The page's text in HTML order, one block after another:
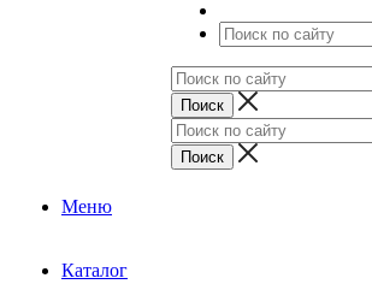
Меню
Каталог